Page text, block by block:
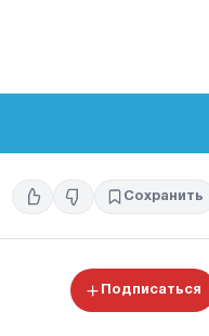
Сохранить
Подписаться